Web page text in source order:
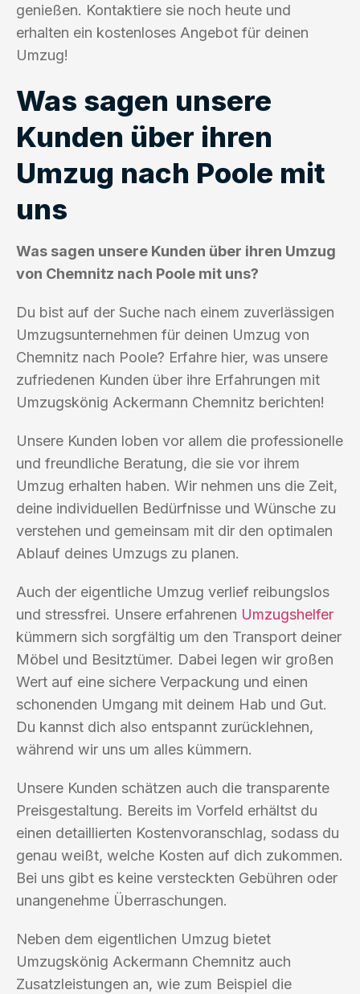
genießen. Kontaktiere sie noch heute und
erhalten ein kostenloses Angebot für deinen
Umzug!
Was sagen unsere
Kunden über ihren
Umzug nach Poole mit
uns
Was sagen unsere Kunden über ihren Umzug
von Chemnitz nach Poole mit uns?
Du bist auf der Suche nach einem zuverlässigen
Umzugsunternehmen für deinen Umzug von
Chemnitz nach Poole? Erfahre hier, was unsere
zufriedenen Kunden über ihre Erfahrungen mit
Umzugskönig Ackermann Chemnitz berichten!
Unsere Kunden loben vor allem die professionelle
und freundliche Beratung, die sie vor ihrem
Umzug erhalten haben. Wir nehmen uns die Zeit,
deine individuellen Bedürfnisse und Wünsche zu
verstehen und gemeinsam mit dir den optimalen
Ablauf deines Umzugs zu planen.
Auch der eigentliche Umzug verlief reibungslos
und stressfrei. Unsere erfahrenen Umzugshelfer
kümmern sich sorgfältig um den Transport deiner
Möbel und Besitztümer. Dabei legen wir großen
Wert auf eine sichere Verpackung und einen
schonenden Umgang mit deinem Hab und Gut.
Du kannst dich also entspannt zurücklehnen,
während wir uns um alles kümmern.
Unsere Kunden schätzen auch die transparente
Preisgestaltung. Bereits im Vorfeld erhältst du
einen detaillierten Kostenvoranschlag, sodass du
genau weißt, welche Kosten auf dich zukommen.
Bei uns gibt es keine versteckten Gebühren oder
unangenehme Überraschungen.
Neben dem eigentlichen Umzug bietet
Umzugskönig Ackermann Chemnitz auch
Zusatzleistungen an, wie zum Beispiel die